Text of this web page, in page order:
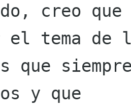
creo
tema de
que
y que